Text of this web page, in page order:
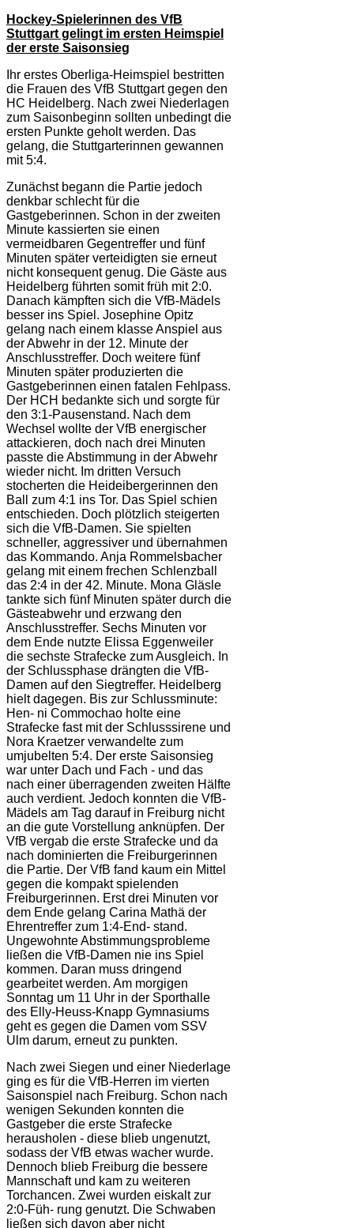
Hockey-Spielerinnen des VfB
Stuttgart gelingt im ersten Heimspiel
der erste Saisonsieg
Ihr erstes Oberliga-Heimspiel bestritten
die Frauen des VfB Stuttgart gegen den
HC Heidelberg. Nach zwei Niederlagen
zum Saisonbeginn sollten unbedingt die
ersten Punkte geholt werden. Das
gelang, die Stuttgarterinnen gewannen
mit 5:4.
Zunächst begann die Partie jedoch
denkbar schlecht für die
Gastgeberinnen. Schon in der zweiten
Minute kassierten sie einen
vermeidbaren Gegentreffer und fünf
Minuten später verteidigten sie erneut
nicht konsequent genug. Die Gäste aus
Heidelberg führten somit früh mit 2:0.
Danach kämpften sich die VfB-Mädels
besser ins Spiel. Josephine Opitz
gelang nach einem klasse Anspiel aus
der Abwehr in der 12. Minute der
Anschlusstreffer. Doch weitere fünf
Minuten später produzierten die
Gastgeberinnen einen fatalen Fehlpass.
Der HCH bedankte sich und sorgte für
den 3:1-Pausenstand. Nach dem
Wechsel wollte der VfB energischer
attackieren, doch nach drei Minuten
passte die Abstimmung in der Abwehr
wieder nicht. Im dritten Versuch
stocherten die Heideibergerinnen den
Ball zum 4:1 ins Tor. Das Spiel schien
entschieden. Doch plötzlich steigerten
sich die VfB-Damen. Sie spielten
schneller, aggressiver und übernahmen
das Kommando. Anja Rommelsbacher
gelang mit einem frechen Schlenzball
das 2:4 in der 42. Minute. Mona Gläsle
tankte sich fünf Minuten später durch die
Gästeabwehr und erzwang den
Anschlusstreffer. Sechs Minuten vor
dem Ende nutzte Elissa Eggenweiler
die sechste Strafecke zum Ausgleich. In
der Schlussphase drängten die VfB-
Damen auf den Siegtreffer. Heidelberg
hielt dagegen. Bis zur Schlussminute:
Hen- ni Commochao holte eine
Strafecke fast mit der Schlusssirene und
Nora Kraetzer verwandelte zum
umjubelten 5:4. Der erste Saisonsieg
war unter Dach und Fach - und das
nach einer überragenden zweiten Hälfte
auch verdient. Jedoch konnten die VfB-
Mädels am Tag darauf in Freiburg nicht
an die gute Vorstellung anknüpfen. Der
VfB vergab die erste Strafecke und da
nach dominierten die Freiburgerinnen
die Partie. Der VfB fand kaum ein Mittel
gegen die kompakt spielenden
Freiburgerinnen. Erst drei Minuten vor
dem Ende gelang Carina Mathä der
Ehrentreffer zum 1:4-End- stand.
Ungewohnte Abstimmungsprobleme
ließen die VfB-Damen nie ins Spiel
kommen. Daran muss dringend
gearbeitet werden. Am morgigen
Sonntag um 11 Uhr in der Sporthalle
des Elly-Heuss-Knapp Gymnasiums
geht es gegen die Damen vom SSV
Ulm darum, erneut zu punkten.
Nach zwei Siegen und einer Niederlage
ging es für die VfB-Herren im vierten
Saisonspiel nach Freiburg. Schon nach
wenigen Sekunden konnten die
Gastgeber die erste Strafecke
herausholen - diese blieb ungenutzt,
sodass der VfB etwas wacher wurde.
Dennoch blieb Freiburg die bessere
Mannschaft und kam zu weiteren
Torchancen. Zwei wurden eiskalt zur
2:0-Füh- rung genutzt. Die Schwaben
ließen sich davon aber nicht